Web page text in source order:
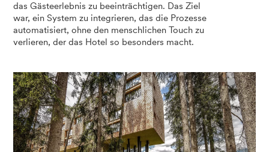
das Gästeerlebnis zu beeinträchtigen. Das Ziel
war, ein System zu integrieren, das die Prozesse
automatisiert, ohne den menschlichen Touch zu
verlieren, der das Hotel so besonders macht.